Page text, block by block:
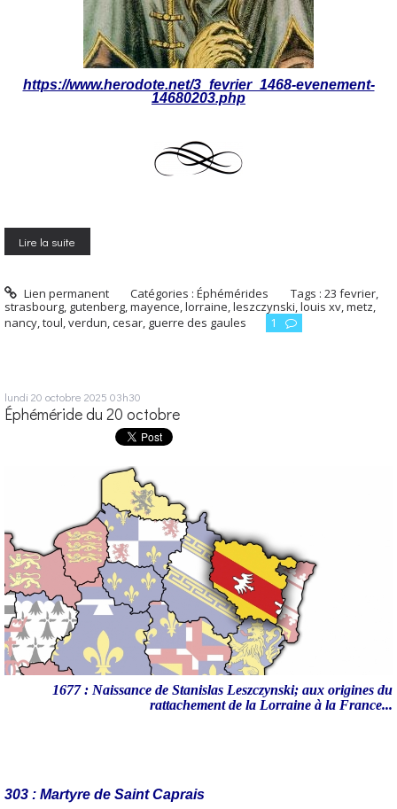
https://www.herodote.net/3_fevrier_1468-evenement-
14680203.php
Lire la suite
Lien permanent Catégories :Éphémérides Tags :23 fevrier,
strasbourg, gutenberg,mayence,lorraine,leszczynski,louis xv,metz,
nancy,toul,verdun,cesar, guerre des gaules 1
lundi 20 octobre 2025 03h30
Éphéméride du 20 octobre
1677 : Naissance de Stanislas Leszczynski; aux origines du
rattachement de la Lorraine à la France...
303 : Martyre de Saint Caprais